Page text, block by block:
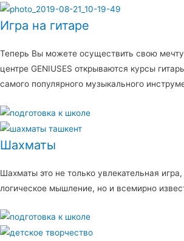
Игра на гитаре
Теперь Вы можете осуществить свою
центре GENIUSES открываются курсы
самого популярного музыкального
Шахматы
Шахматы это не только увлекательная
логическое мышление, но и всемирно